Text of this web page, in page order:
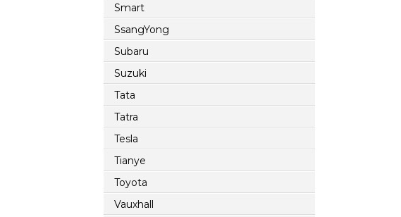
Smart
SsangYong
Subaru
Suzuki
Tata
Tatra
Tesla
Tianye
Toyota
Vauxhall